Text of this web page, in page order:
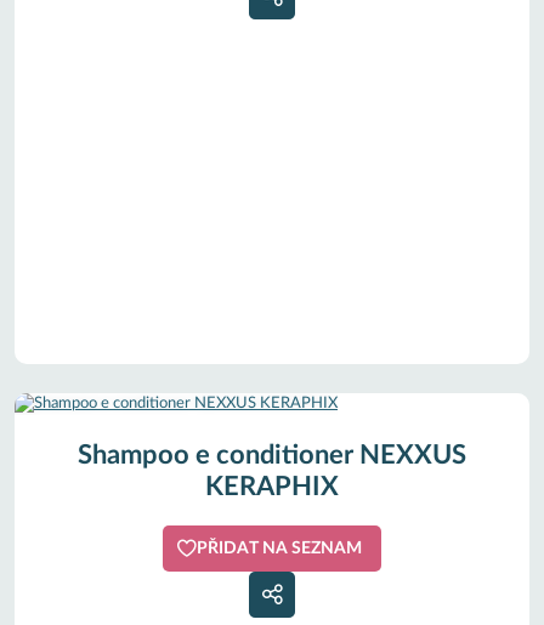
Shampoo e conditioner NEXXUS
KERAPHIX
PŘIDAT NA SEZNAM